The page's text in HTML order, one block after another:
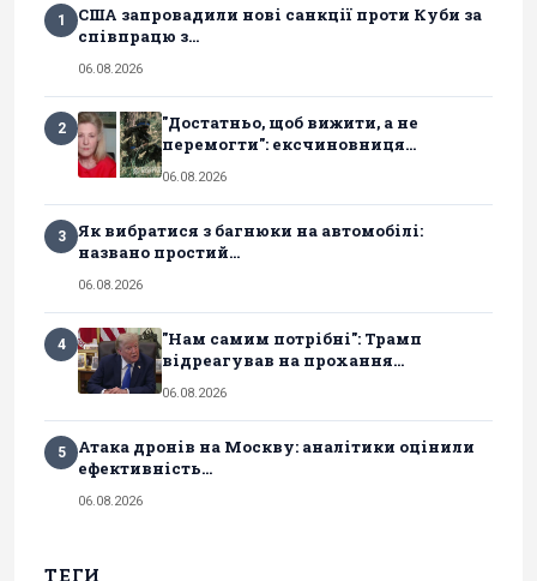
1
США запровадили нові санкції проти Куби за
співпрацю з...
06.08.2026
2
"Достатньо, щоб вижити, а не
перемогти": ексчиновниця...
06.08.2026
3
Як вибратися з багнюки на автомобілі:
названо простий...
06.08.2026
4
"Нам самим потрібні": Трамп
відреагував на прохання...
06.08.2026
5
Атака дронів на Москву: аналітики оцінили
ефективність...
06.08.2026
ТЕГИ